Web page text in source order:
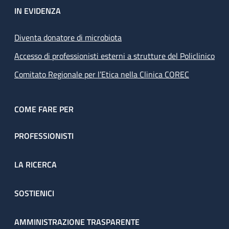
IN EVIDENZA
Diventa donatore di microbiota
Accesso di professionisti esterni a strutture del Policlinico
Comitato Regionale per l’Etica nella Clinica COREC
COME FARE PER
PROFESSIONISTI
LA RICERCA
SOSTIENICI
AMMINISTRAZIONE TRASPARENTE